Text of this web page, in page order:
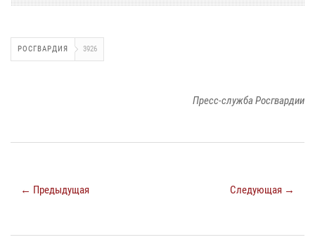
РОСГВАРДИЯ 3926
Пресс-служба Росгвардии
← Предыдущая Следующая →